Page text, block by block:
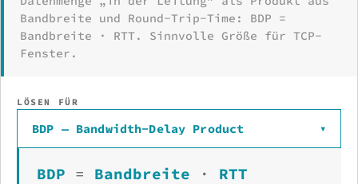
Bandbreite und Round-Trip-Time: BDP =
Bandbreite · RTT. Sinnvolle Größe für TCP-
Fenster.
LÖSEN FÜR
BDP — Bandwidth-Delay Product ▾
BDP = Bandbreite · RTT